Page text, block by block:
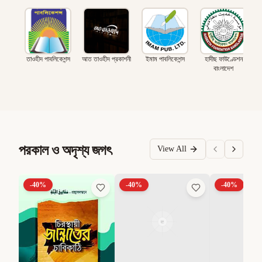
তাওহীদ পাবলিকেশন্স আত তাওহীদ প্রকাশনী ইমাম পাবলিকেশন্স
হাদীছ ফাউণ্ডেশন
বাংলাদেশ
পরকাল ও অদৃশ্য জগৎ View All
-40% -40% -40%